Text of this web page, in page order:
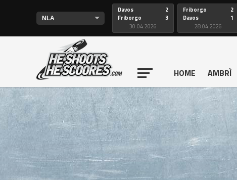
Davos
Friborgo
2
3
30.04.2026
Friborgo
Davos
2
1
28.04.2026
HOME AMBRÌ